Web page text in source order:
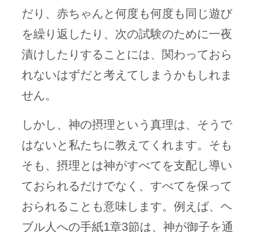
だり、赤ちゃんと何度も何度も同じ遊び
を繰り返したり、次の試験のために一夜
漬けしたりすることには、関わっておら
れないはずだと考えてしまうかもしれま
せん。
しかし、神の摂理という真理は、そうで
はないと私たちに教えてくれます。そも
そも、摂理とは神がすべてを支配し導い
ておられるだけでなく、すべてを保って
おられることも意味します。例えば、ヘ
ブル人への手紙1章3節は、神が御子を通